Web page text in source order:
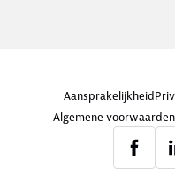
Aansprakelijkheid
Algemene voorwaarden